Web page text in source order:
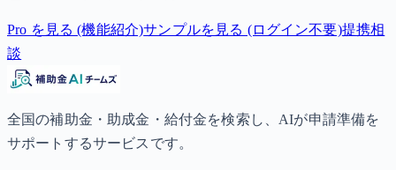
Pro を見る (機能紹介)サンプルを見る (ログイン不要)提携相
談
全国の補助金・助成金・給付金を検索し、AIが申請準備を
サポートするサービスです。